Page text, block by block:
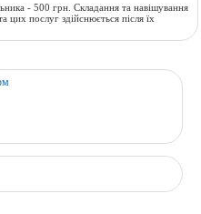
- 500 грн. Складання та навішування
цих послуг здійснюється після їх